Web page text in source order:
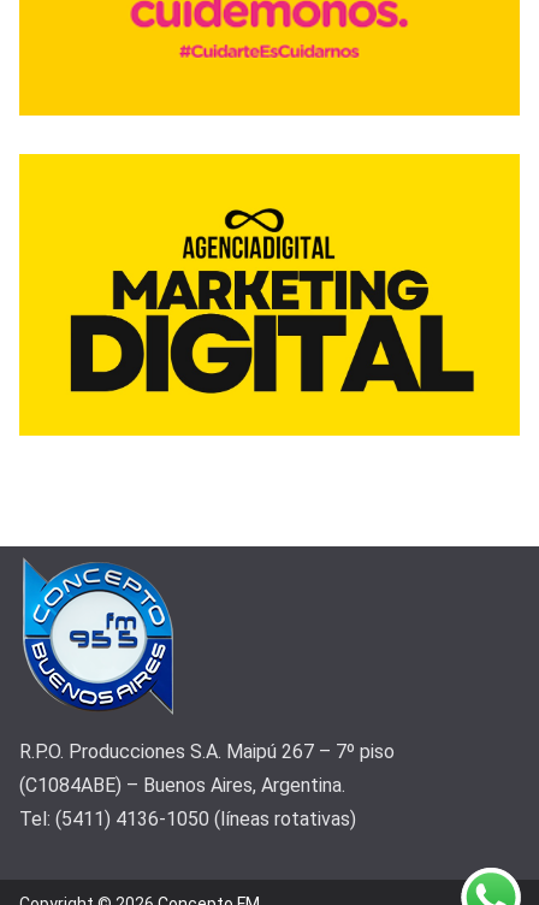
R.P.O. Producciones S.A. Maipú 267 – 7º piso
(C1084ABE) – Buenos Aires, Argentina.
Tel: (5411) 4136-1050 (líneas rotativas)